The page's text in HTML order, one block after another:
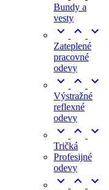
Bundy a
vesty
  
Zateplené
pracovné
odevy
  
Výstražné
reflexné
odevy
  
Tričká
Profesijné
odevy
  